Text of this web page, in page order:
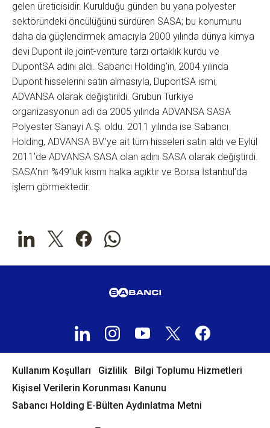
gelen üreticisidir. Kurulduğu günden bu yana polyester
sektöründeki öncülüğünü sürdüren SASA; bu konumunu
daha da güçlendirmek amacıyla 2000 yılında dünya kimya
devi Dupont ile joint-venture tarzı ortaklık kurdu ve
DupontSA adını aldı. Sabancı Holding’in, 2004 yılında
Dupont hisselerini satın almasıyla, DupontSA ismi,
ADVANSA olarak değiştirildi. Grubun Türkiye
organizasyonun adı da 2005 yılında ADVANSA SASA
Polyester Sanayi A.Ş. oldu. 2011 yılında ise Sabancı
Holding, ADVANSA BV.’ye ait tüm hisseleri satın aldı ve Eylül
2011'de ADVANSA SASA olan adını SASA olarak değiştirdi.
SASA’nın %49’luk kısmı halka açıktır ve Borsa İstanbul’da
işlem görmektedir.
Kullanım Koşulları Gizlilik
Bilgi Toplumu Hizmetleri
Kişisel Verilerin Korunması Kanunu
Sabancı Holding E-Bülten Aydınlatma Metni